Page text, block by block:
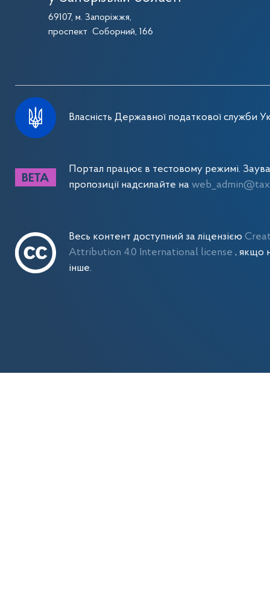
69107, м. Запоріжжя,
проспект Соборний, 166
Власність Державної податкової служби
Портал працює в тестовому режимі.
пропозиції надсилайте на
Весь контент доступний за ліцензією
Attribution 4.0 International license, якщо
інше.